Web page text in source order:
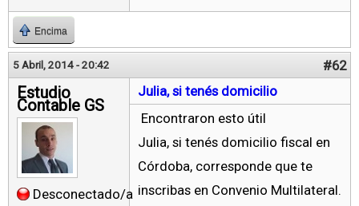
Encima
5 Abril, 2014 - 20:42 #62
Estudio
Contable GS
Desconectado/a
Julia, si tenés domicilio
Encontraron esto útil
Julia, si tenés domicilio fiscal en
Córdoba, corresponde que te
inscribas en Convenio Multilateral.